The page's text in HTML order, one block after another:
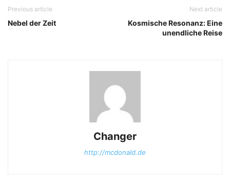
Previous article
Nebel der Zeit
Next article
Kosmische Resonanz: Eine
unendliche Reise
Changer
http://mcdonald.de